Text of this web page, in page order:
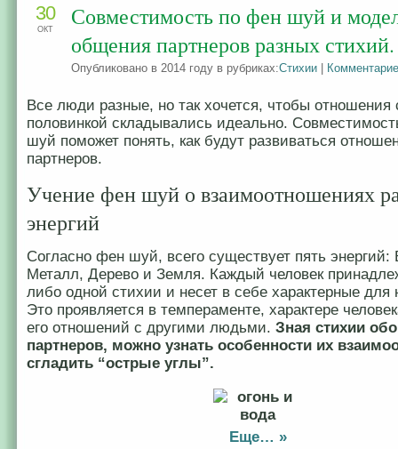
Совместимость по фен шуй и
общения партнеров разных стихий.
Опубликовано в 2014 году в рубриках:Стихии
30
ОКТ
Все люди разные, но так хочется, чтобы отношения
половинкой складывались идеально.
шуй поможет понять, как будут развиваться
партнеров.
Учение фен шуй о взаимоотношениях
энергий
Согласно фен шуй, всего существует пять энергий:
Металл, Дерево и Земля. Каждый человек
либо одной стихии и несет в себе характерные для
Это проявляется в темпераменте, характере
его отношений с другими людьми. Зная стихии
партнеров, можно узнать особенности их
сгладить “острые углы”.
Еще… »